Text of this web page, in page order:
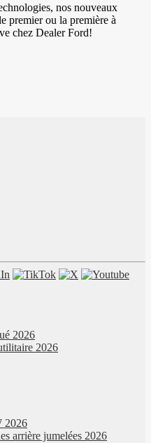
nos nouveaux
premier ou la première à
chez Dealer Ford!
2026
2026
2026
arrière jumelées 2026